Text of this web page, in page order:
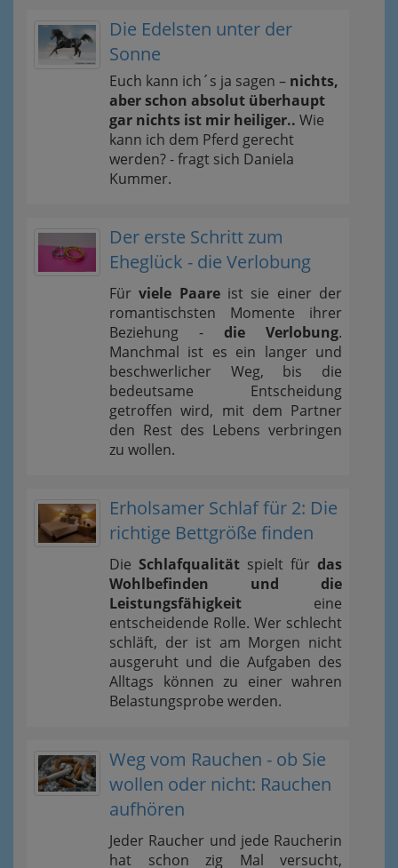
Die Edelsten unter der
Sonne
Euch kann ich´s ja sagen – nichts,
aber schon absolut überhaupt
gar nichts ist mir heiliger.. Wie
kann ich dem Pferd gerecht
werden? - fragt sich Daniela
Kummer.
Der erste Schritt zum
Eheglück - die Verlobung
Fürviele Paareist sie einer der
romantischsten Momente ihrer
Beziehung - die Verlobung.
Manchmal ist es ein langer und
beschwerlicher Weg, bis die
bedeutsame Entscheidung
getroffen wird, mit dem Partner
den Rest des Lebens verbringen
zu wollen.
Erholsamer Schlaf für 2: Die
richtige Bettgröße finden
Die Schlafqualität spielt für das
Wohlbefinden und die
Leistungsfähigkeit eine
entscheidende Rolle. Wer schlecht
schläft, der ist am Morgen nicht
ausgeruht und die Aufgaben des
Alltags können zu einer wahren
Belastungsprobe werden.
Weg vom Rauchen - ob Sie
wollen oder nicht: Rauchen
aufhören
Jeder Raucher und jede Raucherin
hat schon zig Mal versucht,